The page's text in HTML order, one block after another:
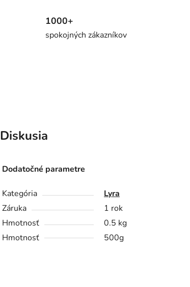
1000+
spokojných zákazníkov
Diskusia
Dodatočné parametre
Kategória
Lyra
Záruka
1 rok
Hmotnosť
0.5 kg
Hmotnosť
500g